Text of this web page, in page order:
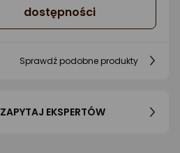
dostępności
Sprawdź podobne produkty
ZAPYTAJ EKSPERTÓW